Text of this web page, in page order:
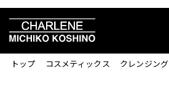
トップ コスメティックス クレンジング